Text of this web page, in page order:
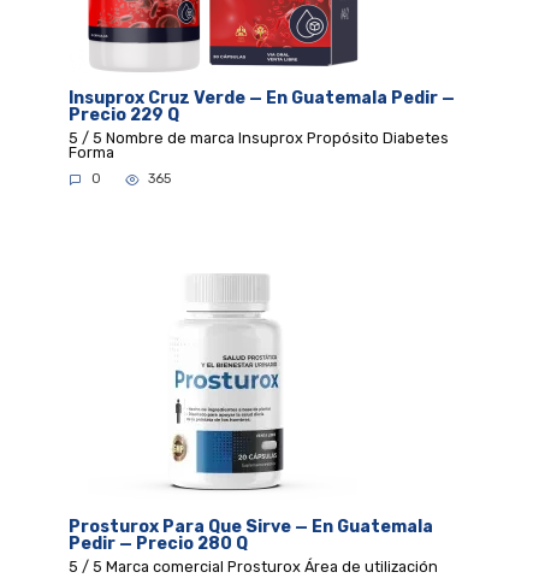
Insuprox Cruz Verde — En Guatemala Pedir —
Precio 229 Q
5 / 5 Nombre de marca Insuprox Propósito Diabetes
Forma
0 365
Prosturox Para Que Sirve — En Guatemala
Pedir — Precio 280 Q
5 / 5 Marca comercial Prosturox Área de utilización